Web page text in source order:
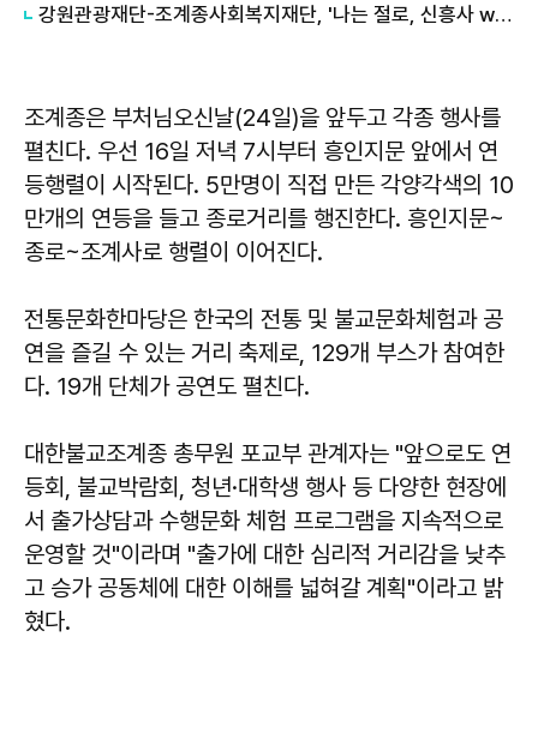
강원관광재단-조계종사회복지재단, '나는 절로, 신흥사 with 강원관광재단' 역대 최고 경쟁률 기록
조계종은 부처님오신날(24일)을 앞두고 각종 행사를
펼친다. 우선 16일 저녁 7시부터 흥인지문 앞에서 연
등행렬이 시작된다. 5만명이 직접 만든 각양각색의 10
만개의 연등을 들고 종로거리를 행진한다. 흥인지문~
종로~조계사로 행렬이 이어진다.
전통문화한마당은 한국의 전통 및 불교문화체험과 공
연을 즐길 수 있는 거리 축제로, 129개 부스가 참여한
다. 19개 단체가 공연도 펼친다.
대한불교조계종 총무원 포교부 관계자는 "앞으로도 연
등회, 불교박람회, 청년·대학생 행사 등 다양한 현장에
서 출가상담과 수행문화 체험 프로그램을 지속적으로
운영할 것"이라며 "출가에 대한 심리적 거리감을 낮추
고 승가 공동체에 대한 이해를 넓혀갈 계획"이라고 밝
혔다.